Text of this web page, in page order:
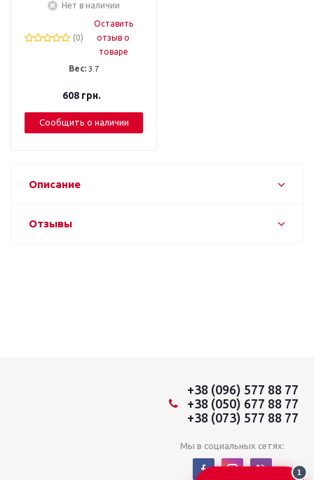
Нет в наличии
(0)
Оставить
отзыв о
товаре
Вес: 3.7
608грн.
Сообщить о наличии
Описание
Отзывы
+38 (096) 577 88 77
+38 (050) 677 88 77
+38 (073) 577 88 77
Мы в социальных сетях:
1